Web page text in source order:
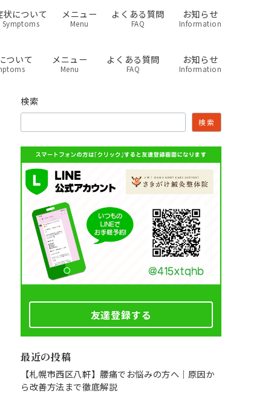
ついて メニュー
Menu
よくある質問
FAQ
お知らせ
Information
状について
Symptoms
メニュー
Menu
よくある質問
FAQ
お知らせ
Information
検索
検索
友達登録する
最近の投稿
【札幌市西区八軒】腰痛でお悩みの方へ｜原因か
ら改善方法まで徹底解説